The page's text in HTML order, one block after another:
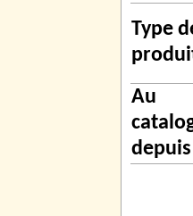
Type
Au
depuis